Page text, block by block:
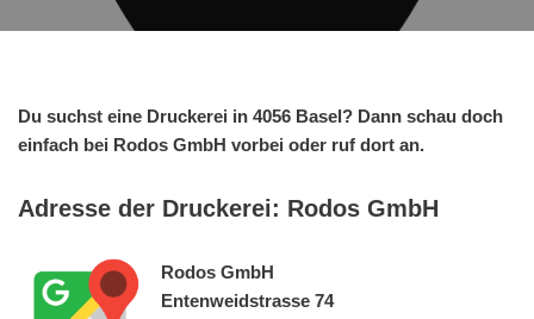
Du suchst eine Druckerei in 4056 Basel? Dann schau doch
einfach bei Rodos GmbH vorbei oder ruf dort an.
Adresse der Druckerei: Rodos GmbH
Rodos GmbH
Entenweidstrasse 74